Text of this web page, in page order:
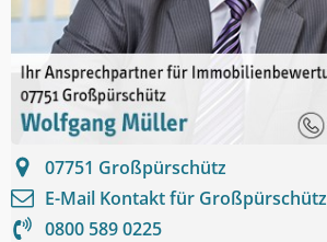
07751 Großpürschütz
E-Mail Kontakt für Großpürschütz
0800 589 0225